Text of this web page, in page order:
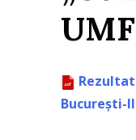
București-